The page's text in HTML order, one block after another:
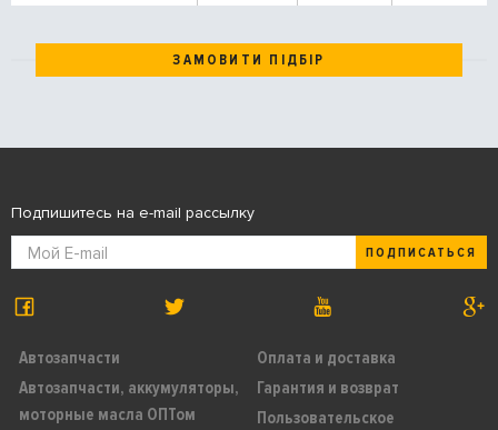
ЗАМОВИТИ ПІДБІР
Автозапчасти
Автозапчасти, аккумуляторы,
моторные масла ОПТом
Оплата и доставка
Гарантия и возврат
Пользовательское
Подпишитесь на e-mail рассылку
ПОДПИСАТЬСЯ